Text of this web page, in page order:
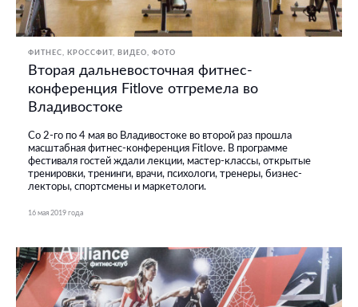
ФИТНЕС, КРОССФИТ ВИДЕО ФОТО
Вторая дальневосточная фитнес-
конференция Fitlove отгремела во
Владивостоке
Со 2-го по 4 мая во Владивостоке во второй раз прошла
масштабная фитнес-конференция Fitlove. В программе
фестиваля гостей ждали лекции, мастер-классы, открытые
тренировки, тренинги, врачи, психологи, тренеры, бизнес-
лекторы, спортсмены и маркетологи.
16 мая 2019 года